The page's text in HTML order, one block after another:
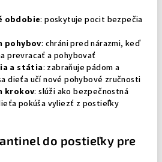
obdobie: poskytuje pocit bezpečia
pohybov: chráni pred nárazmi, keď
prevracať a pohybovať
a státia: zabraňuje pádom a
dieťa učí nové pohybové zručnosti
krokov: slúži ako bezpečnostná
pokúša vyliezť z postieľky
do postieľky pre